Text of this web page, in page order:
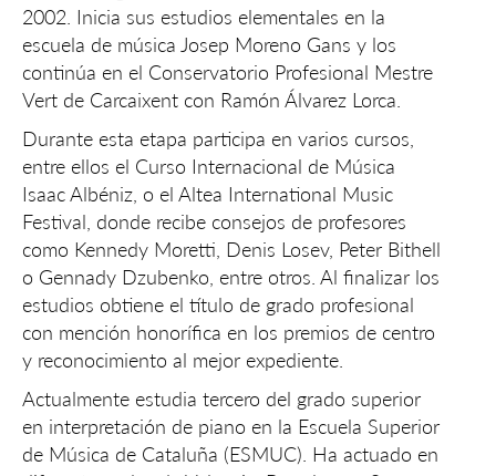
2002. Inicia sus estudios elementales en la
escuela de música Josep Moreno Gans y los
continúa en el Conservatorio Profesional Mestre
Vert de Carcaixent con Ramón Álvarez Lorca.
Durante esta etapa participa en varios cursos,
entre ellos el Curso Internacional de Música
Isaac Albéniz, o el Altea International Music
Festival, donde recibe consejos de profesores
como Kennedy Moretti, Denis Losev, Peter Bithell
o Gennady Dzubenko, entre otros. Al finalizar los
estudios obtiene el título de grado profesional
con mención honorífica en los premios de centro
y reconocimiento al mejor expediente.
Actualmente estudia tercero del grado superior
en interpretación de piano en la Escuela Superior
de Música de Cataluña (ESMUC). Ha actuado en